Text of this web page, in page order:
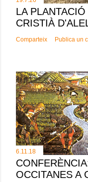
LA
CRISTIÀ
Comparteix Publica un
6.11.18
OCCITANES A